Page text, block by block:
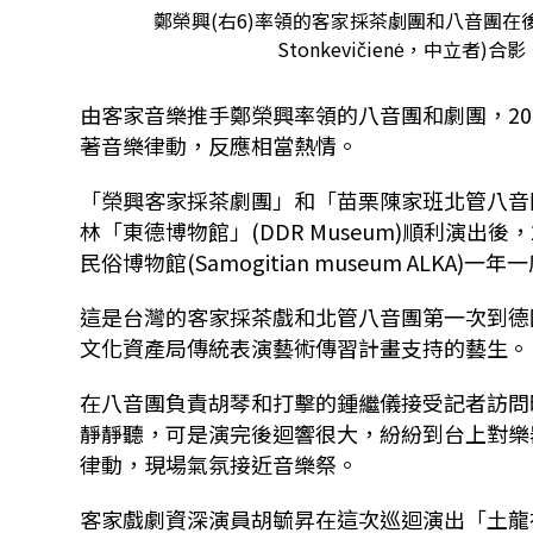
鄭榮興(右6)率領的客家採茶劇團和八音團
Stonkevičienė，中立者)合影
由客家音樂推手鄭榮興率領的八音團和劇團，
著音樂律動，反應相當熱情。
「榮興客家採茶劇團」和「苗栗陳家班北管八
林「東德博物館」(DDR Museum)順利演出後
民俗博物館(Samogitian museum ALKA)一年
這是台灣的客家採茶戲和北管八音團第一次到
文化資產局傳統表演藝術傳習計畫支持的藝生。
在八音團負責胡琴和打擊的鍾繼儀接受記者訪
靜靜聽，可是演完後迴響很大，紛紛到台上對
律動，現場氣氛接近音樂祭。
客家戲劇資深演員胡毓昇在這次巡迴演出「土